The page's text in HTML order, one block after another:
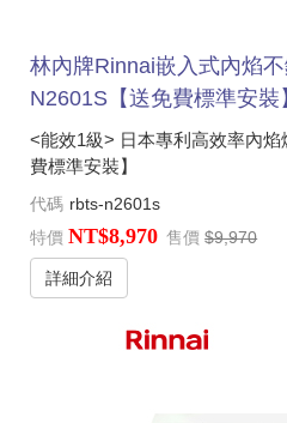
林內牌Rinnai嵌入式內焰
N2601S【送免費標準安裝
<能效1級> 日本專利高效率內
費標準安裝】
代碼 rbts-n2601s
特價 NT$8,970 售價 $9,970
詳細介紹